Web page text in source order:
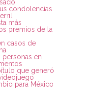
condolencias
más
premios de la
casos de
personas en
que generó
para México